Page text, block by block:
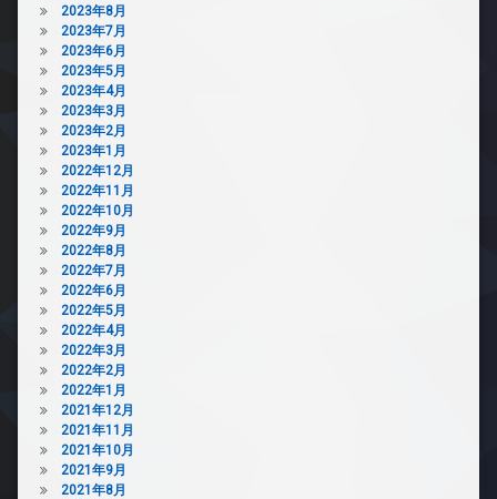
2023年8月
2023年7月
2023年6月
2023年5月
2023年4月
2023年3月
2023年2月
2023年1月
2022年12月
2022年11月
2022年10月
2022年9月
2022年8月
2022年7月
2022年6月
2022年5月
2022年4月
2022年3月
2022年2月
2022年1月
2021年12月
2021年11月
2021年10月
2021年9月
2021年8月